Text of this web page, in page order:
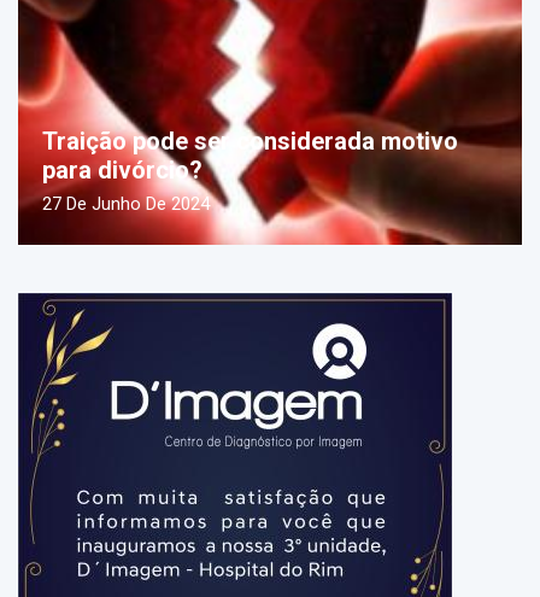
Traição pode ser considerada motivo
para divórcio?
27 De Junho De 2024